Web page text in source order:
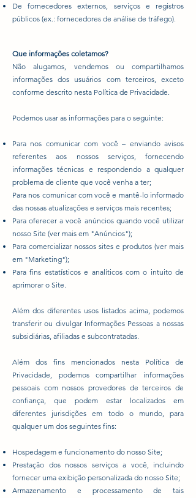
De fornecedores externos, serviços e registros
públicos (ex.: fornecedores de análise de tráfego).
Que informações coletamos?
Não alugamos, vendemos ou compartilhamos
informações dos usuários com terceiros, exceto
conforme descrito nesta Política de Privacidade.
Podemos usar as informações para o seguinte:
Para nos comunicar com você – enviando avisos
referentes aos nossos serviços, fornecendo
informações técnicas e respondendo a qualquer
problema de cliente que você venha a ter;
Para nos comunicar com você e mantê-lo informado
das nossas atualizações e serviços mais recentes;
Para oferecer a você anúncios quando você utilizar
nosso Site (ver mais em "Anúncios");
Para comercializar nossos sites e produtos (ver mais
em "Marketing");
Para fins estatísticos e analíticos com o intuito de
aprimorar o Site.
Além dos diferentes usos listados acima, podemos
transferir ou divulgar Informações Pessoas a nossas
subsidiárias, afiliadas e subcontratadas.
Além dos fins mencionados nesta Política de
Privacidade, podemos compartilhar informações
pessoais com nossos provedores de terceiros de
confiança, que podem estar localizados em
diferentes jurisdições em todo o mundo, para
qualquer um dos seguintes fins:
Hospedagem e funcionamento do nosso Site;
Prestação dos nossos serviços a você, incluindo
fornecer uma exibição personalizada do nosso Site;
Armazenamento e processamento de tais